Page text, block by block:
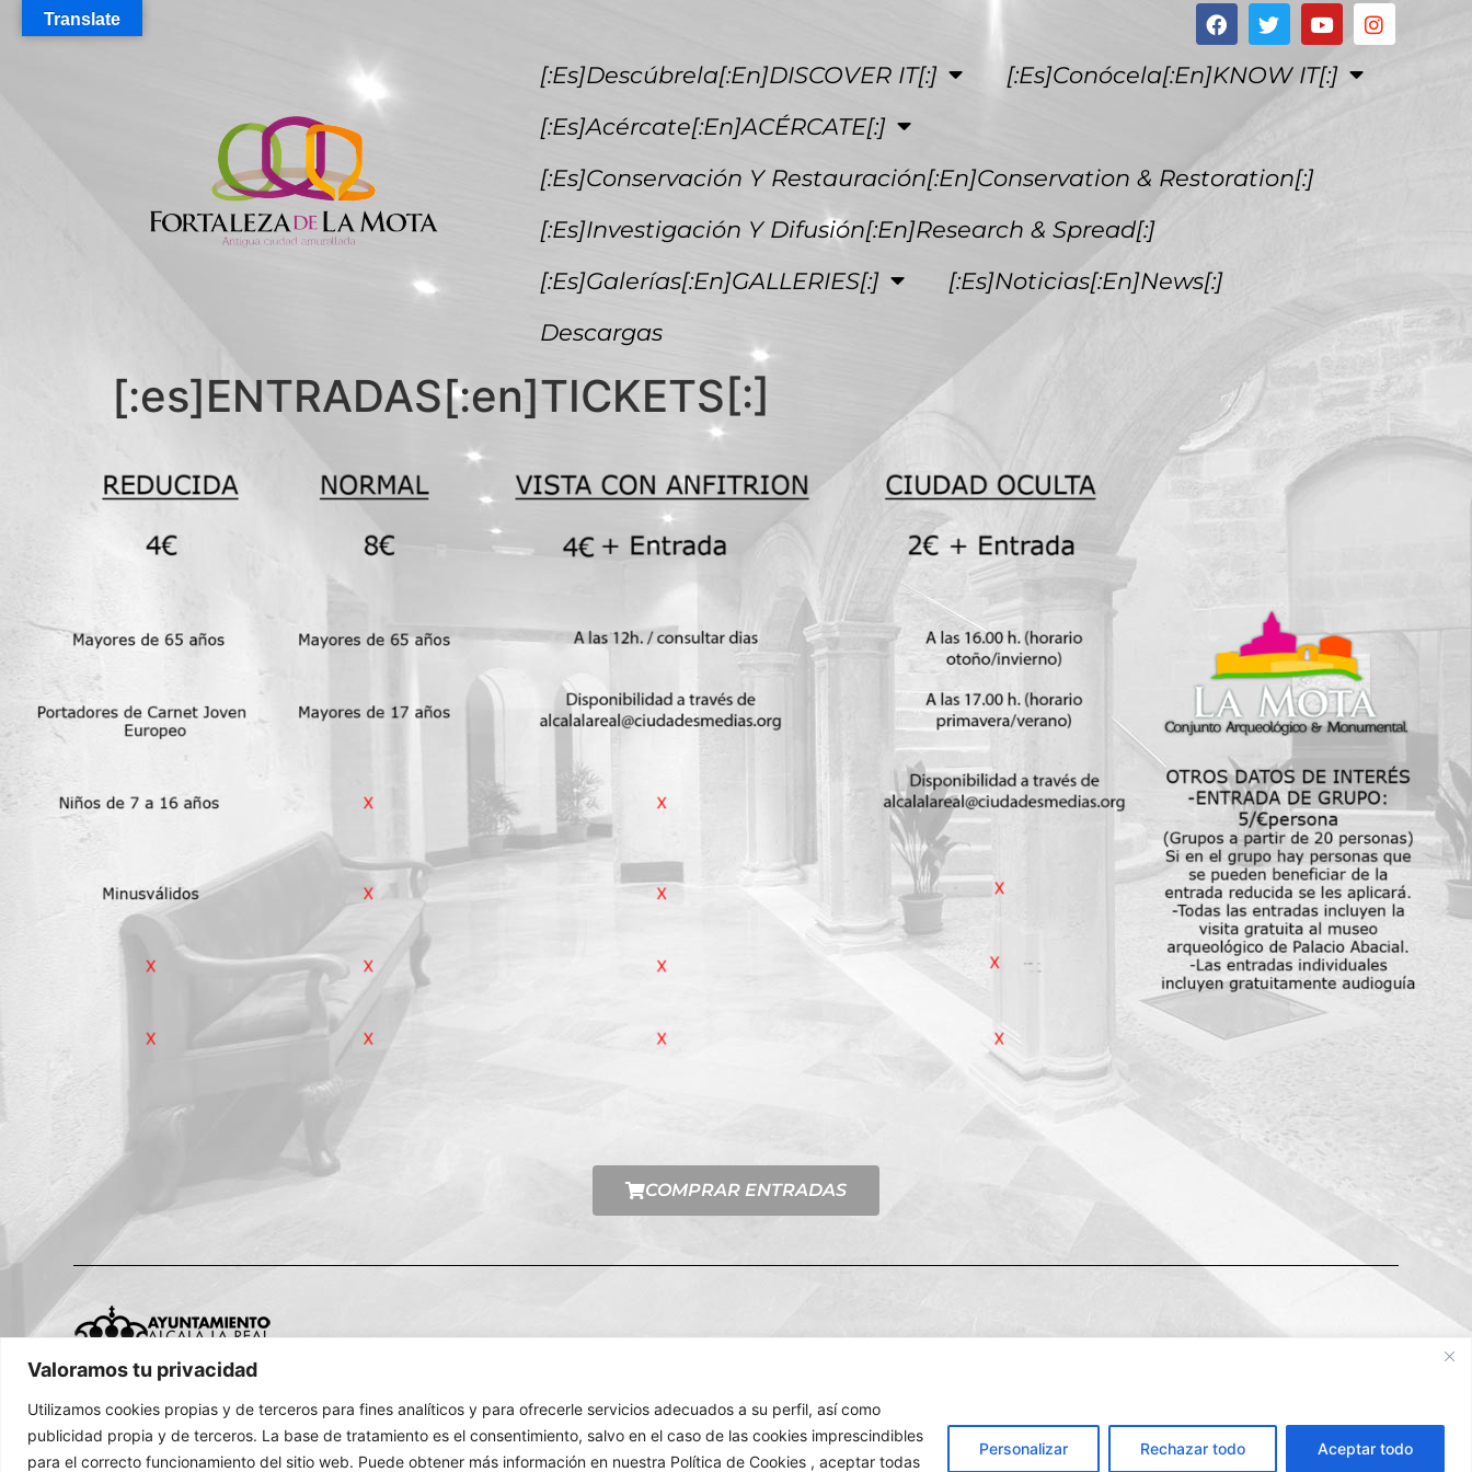
Valoramos tu privacidad
Utilizamos cookies propias y de terceros para fines analíticos y para ofrecerle servicios adecuados a su perfil, así como
publicidad propia y de terceros. La base de tratamiento es el consentimiento, salvo en el caso de las cookies imprescindibles
para el correcto funcionamiento del sitio web. Puede obtener más información en nuestra Política de Cookies , aceptar todas
Personalizar Rechazar todo Aceptar todo
[:es]Descúbrela[:en]DISCOVER IT[:]
[:es]Conócela[:en]KNOW IT[:]
[:es]Acércate[:en]ACÉRCATE[:]
[:es]Conservación Y Restauración[:en]Conservation & Restoration[:]
[:es]Investigación Y Difusión[:en]Research & Spread[:]
[:es]Galerías[:en]GALLERIES[:]
[:es]Noticias[:en]News[:]
Descargas
[:es]ENTRADAS[:en]TICKETS[:]
COMPRAR ENTRADAS
Exmo. Ayuntamiento de Alcalá la Real (Jaén)
Ciudades MediasMuseo Alcalá la Real
Translate